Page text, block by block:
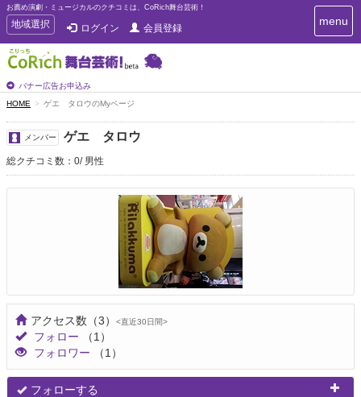
お薦め演劇・ミュージカルのクチコミは、CoRich舞台芸術！
T
o
g
g
e
n
a
v
i
g
a
t
地域選択 ログイン 会員登録
バナー広告お申込み
T
o
menu
HOME ゲエ タロウのMyページ
メンバー ゲエ タロウ
総クチコミ数：0 男性
アクセス数 （3） <直近30日間>
フォロー
（1）
フォロワー
（1）
フォローする